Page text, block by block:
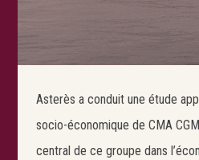
Asterès a conduit une étude
socio-économique de CMA
central de ce groupe dans